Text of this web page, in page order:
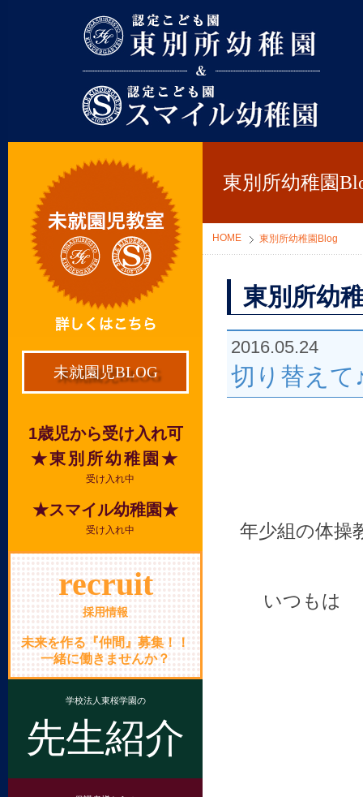
東別所幼稚園
HOME 東別所幼稚園Blog
東別所幼
2016.05.24
切り替えて
年少組の体操
いつもは
未就園児BLOG
1歳児から受け入れ可
★東別所幼稚園★
受け入れ中
★スマイル幼稚園★
受け入れ中
recruit
採用情報
未来を作る『仲間』募集！！
一緒に働きませんか？
学校法人東桜学園の
先生紹介